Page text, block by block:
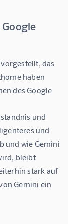
das
haben
des Google
und
und
und wie Gemini
bleibt
stark auf
Gemini ein